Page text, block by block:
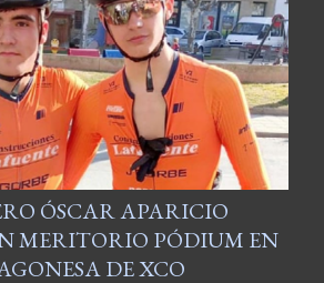
ÓSCAR APARICIO
MERITORIO PÓDIUM EN
DE XCO